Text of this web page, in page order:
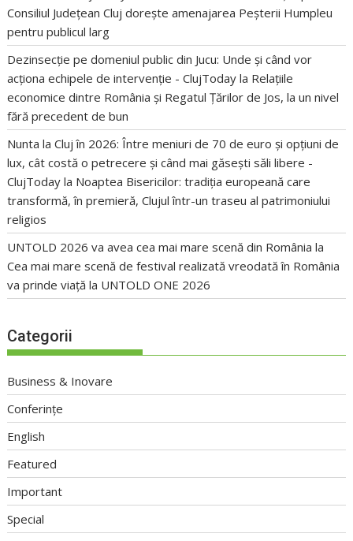
Consiliul Județean Cluj dorește amenajarea Peșterii Humpleu
pentru publicul larg
Dezinsecție pe domeniul public din Jucu: Unde și când vor
acționa echipele de intervenție - ClujToday la Relațiile
economice dintre România și Regatul Țărilor de Jos, la un nivel
fără precedent de bun
Nunta la Cluj în 2026: Între meniuri de 70 de euro și opțiuni de
lux, cât costă o petrecere și când mai găsești săli libere -
ClujToday la Noaptea Bisericilor: tradiția europeană care
transformă, în premieră, Clujul într-un traseu al patrimoniului
religios
UNTOLD 2026 va avea cea mai mare scenă din România la
Cea mai mare scenă de festival realizată vreodată în România
va prinde viață la UNTOLD ONE 2026
Categorii
Business & Inovare
Conferințe
English
Featured
Important
Special